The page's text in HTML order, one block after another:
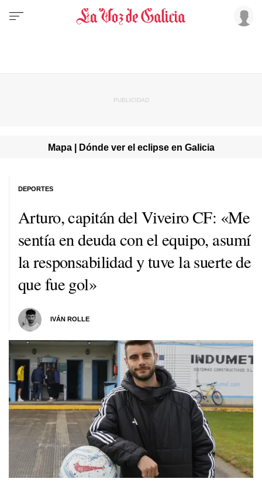
Mapa | Dónde ver el eclipse en Galicia
Arturo, capitán del Viveiro CF: «Me
sentía en deuda con el equipo, asumí
la responsabilidad y tuve la suerte de
que fue gol»
IVÁN ROLLE
DEPORTES